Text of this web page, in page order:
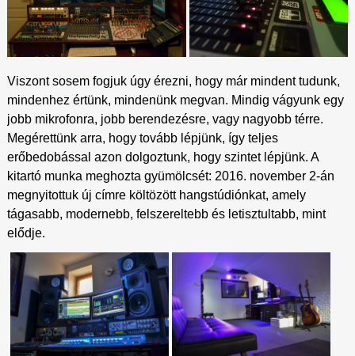
Viszont sosem fogjuk úgy érezni, hogy már mindent tudunk,
mindenhez értünk, mindenünk megvan. Mindig vágyunk egy
jobb mikrofonra, jobb berendezésre, vagy nagyobb térre.
Megérettünk arra, hogy tovább lépjünk, így teljes
erőbedobással azon dolgoztunk, hogy szintet lépjünk. A
kitartó munka meghozta gyümölcsét: 2016. november 2-án
megnyitottuk új címre költözött hangstúdiónkat, amely
tágasabb, modernebb, felszereltebb és letisztultabb, mint
elődje.